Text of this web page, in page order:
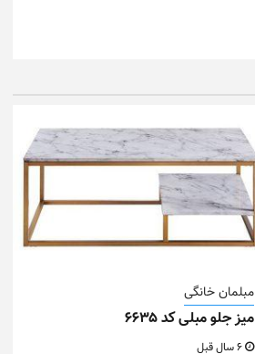
مبلمان خانگی
میز جلو مبلی کد ۶۶۳۵
6 سال قبل